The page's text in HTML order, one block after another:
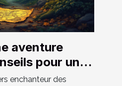
aventure
pour une
réussie
enchanteur des